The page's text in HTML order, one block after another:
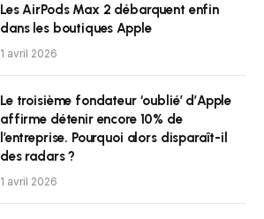
Les AirPods Max 2 débarquent enfin
dans les boutiques Apple
1 avril 2026
Le troisième fondateur ‘oublié’ d’Apple
affirme détenir encore 10% de
l’entreprise. Pourquoi alors disparaît-il
des radars ?
1 avril 2026